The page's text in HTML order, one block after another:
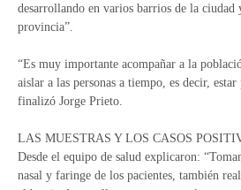
desarrollando en varios barrios de la ciudad
provincia”.
“Es muy importante acompañar a la
aislar a las personas a tiempo, es decir, estar
finalizó Jorge Prieto.
LAS MUESTRAS Y LOS CASOS
Desde el equipo de salud explicaron:
nasal y faringe de los pacientes, también